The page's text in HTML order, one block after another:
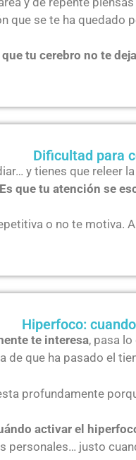
que se te ha
tu cerebro no te
Dificultad para
y tienes que releer
Es que tu atención se
o no te motiva.
Hiperfoco:
te interesa, pasa
de que ha pasado el
profundamente
activar el
personales… justo